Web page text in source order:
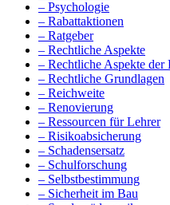
– Psychologie
– Rabattaktionen
– Ratgeber
– Rechtliche Aspekte
– Rechtliche Aspekte der
– Rechtliche Grundlagen
– Reichweite
– Renovierung
– Ressourcen für Lehrer
– Risikoabsicherung
– Schadensersatz
– Schulforschung
– Selbstbestimmung
– Sicherheit im Bau